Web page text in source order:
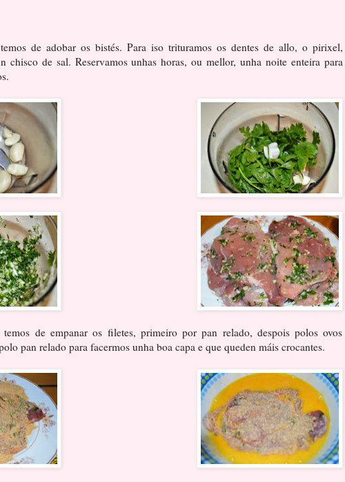
temos de adobar os bistés. Para iso trituramos os dentes de allo, o pirixel,
chisco de sal. Reservamos unhas horas, ou mellor, unha noite enteira para
temos de empanar os filetes, primeiro por pan relado, despois polos ovos
pan relado para facermos unha boa capa e que queden máis crocantes.